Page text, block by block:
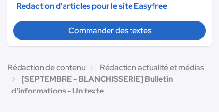
Redaction d'articles pour le site Easyfree
Commander des textes
Rédaction de contenu
Rédaction actualité et médias
[SEPTEMBRE - BLANCHISSERIE] Bulletin
d'informations - Un texte